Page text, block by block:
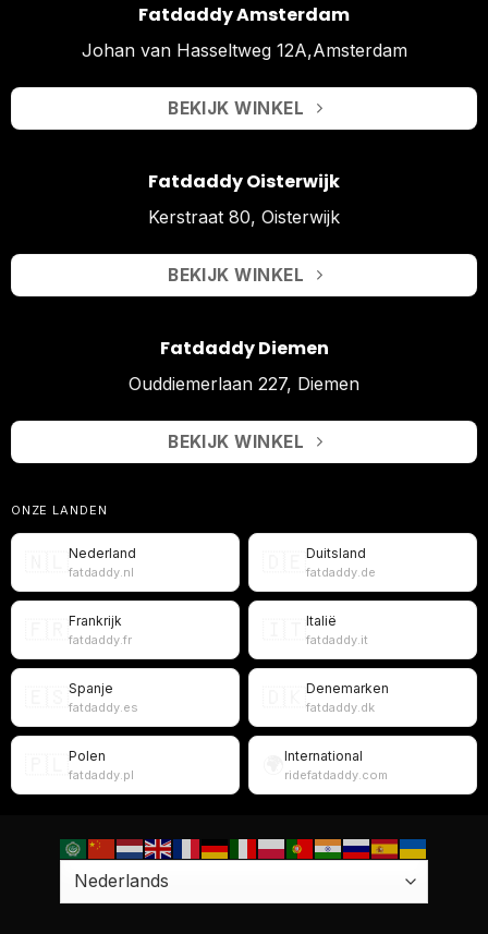
Fatdaddy Amsterdam
Johan van Hasseltweg 12A,Amsterdam
BEKIJK WINKEL
Fatdaddy Oisterwijk
Kerstraat 80, Oisterwijk
BEKIJK WINKEL
Fatdaddy Diemen
Ouddiemerlaan 227, Diemen
BEKIJK WINKEL
ONZE LANDEN
Nederland
fatdaddy.nl
Duitsland
fatdaddy.de
Frankrijk
fatdaddy.fr
Italië
fatdaddy.it
Spanje
fatdaddy.es
Denemarken
fatdaddy.dk
Polen
fatdaddy.pl
International
ridefatdaddy.com